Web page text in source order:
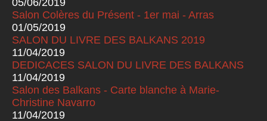
05/06/2019
Salon Colères du Présent - 1er mai - Arras
01/05/2019
SALON DU LIVRE DES BALKANS 2019
11/04/2019
DEDICACES SALON DU LIVRE DES BALKANS
11/04/2019
Salon des Balkans - Carte blanche à Marie-
Christine Navarro
11/04/2019